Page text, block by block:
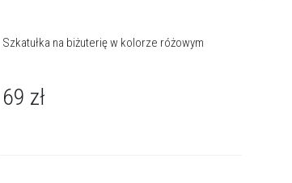
Szkatułka na biżuterię w kolorze różowym
69 zł